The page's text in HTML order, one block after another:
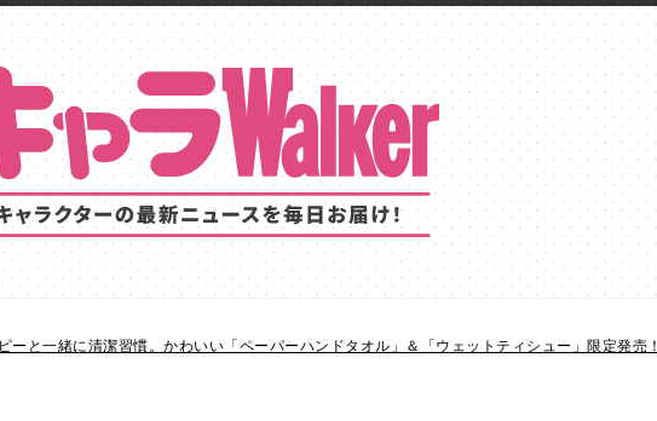
ーと一緒に清潔習慣。かわいい「ペーパーハンドタオル」＆「ウェットティシュー」限定発売！